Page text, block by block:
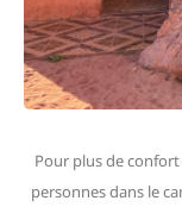
Pour plus de
personnes dans le